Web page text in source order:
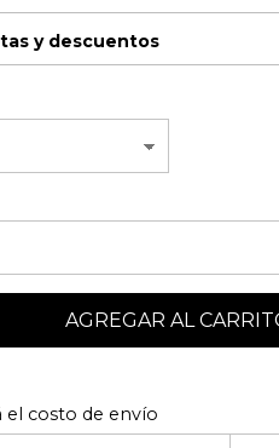
y descuentos
AGREGAR AL
el costo de envío